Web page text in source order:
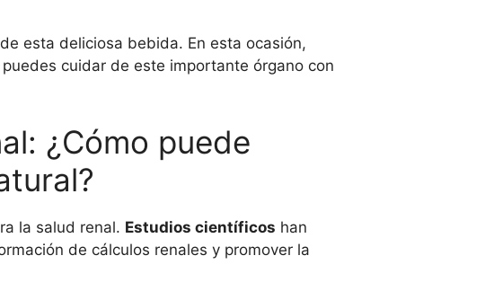
esta deliciosa bebida. En esta ocasión,
cuidar de este importante órgano con
¿Cómo puede
la salud renal. Estudios científicos han
de cálculos renales y promover la